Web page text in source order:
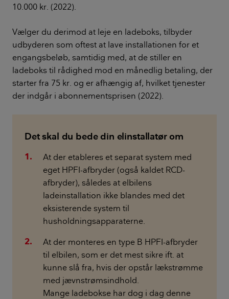
10.000 kr. (2022).
Vælger du derimod at leje en ladeboks, tilbyder
udbyderen som oftest at lave installationen for et
engangsbeløb, samtidig med, at de stiller en
ladeboks til rådighed mod en månedlig betaling, der
starter fra 75 kr. og er afhængig af, hvilket tjenester
der indgår i abonnementsprisen (2022).
Det skal du bede din elinstallatør om
At der etableres et separat system med
eget HPFI-afbryder (også kaldet RCD-
afbryder), således at elbilens
ladeinstallation ikke blandes med det
eksisterende system til
husholdningsapparaterne.
At der monteres en type B HPFI-afbryder
til elbilen, som er det mest sikre ift. at
kunne slå fra, hvis der opstår lækstrømme
med jævnstrømsindhold.
Mange ladebokse har dog i dag denne